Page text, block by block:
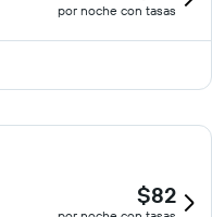
por noche con tasas
$82